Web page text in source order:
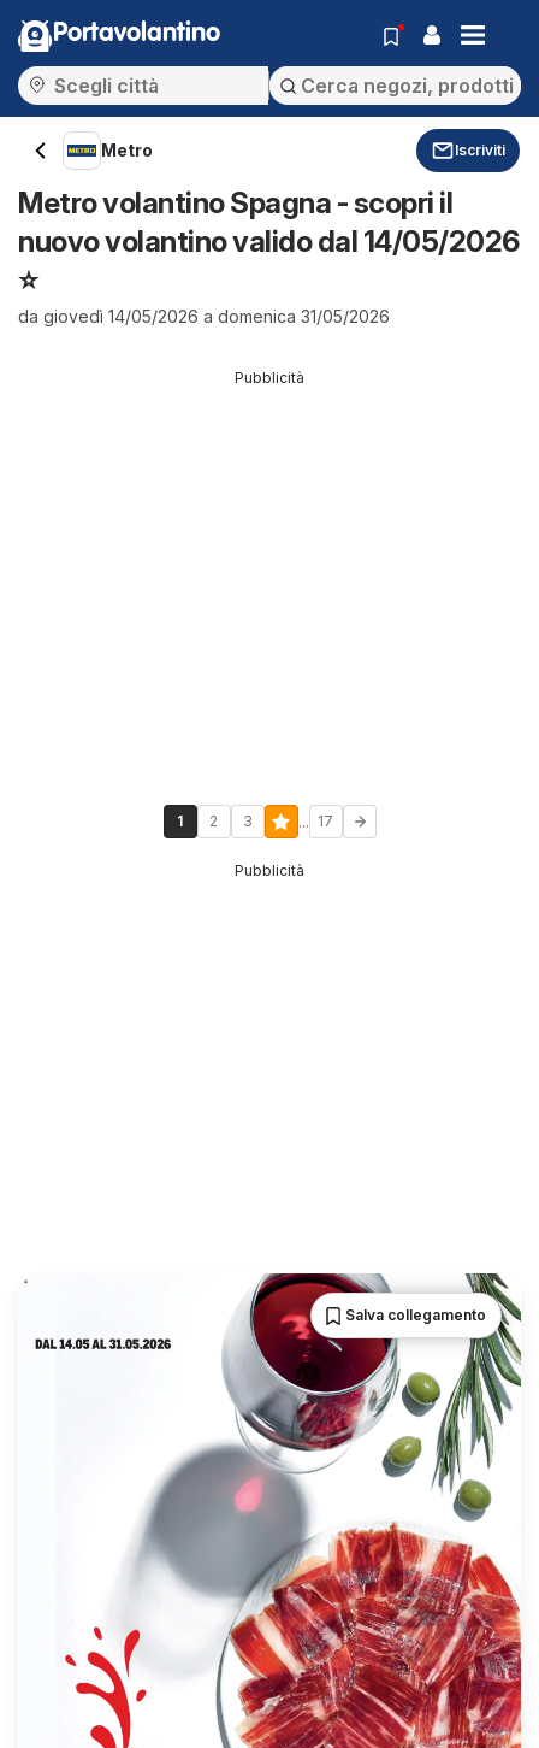
Portavolantino
Metro Iscriviti
Metro volantino Spagna - scopri il
nuovo volantino valido dal 14/05/2026
⭐️
da giovedì 14/05/2026 a domenica 31/05/2026
Pubblicità
1 2 3 ... 17
Pubblicità
Salva collegamento